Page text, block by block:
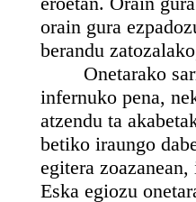
orain gura
berandu
Onetarako
infernuko pena,
atzendu ta
betiko iraungo
egitera
Eska egiozu